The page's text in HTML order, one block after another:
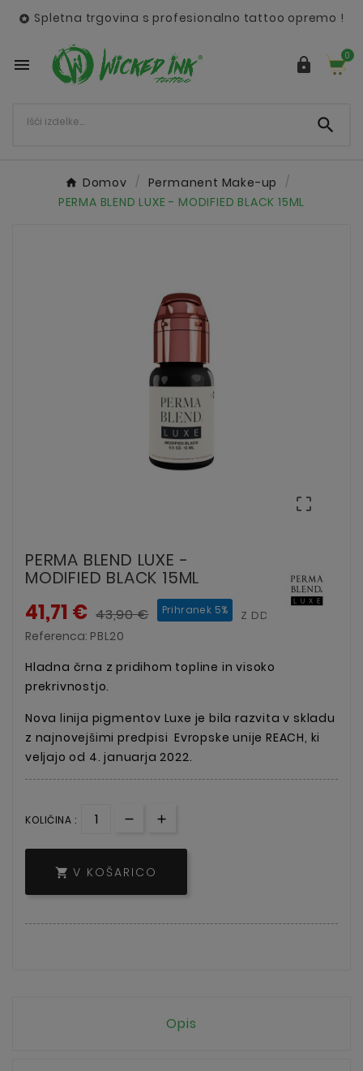
 Spletna trgovina s profesionalno tattoo opremo !
  0

Domov
Permanent Make-up
PERMA BLEND LUXE - MODIFIED BLACK 15ML

PERMA BLEND LUXE -
MODIFIED BLACK 15ML
41,71 € 43,90 € Prihranek 5% Z DDV
Referenca: PBL20
Hladna črna z pridihom topline in visoko
prekrivnostjo.
Nova linija pigmentov Luxe je bila razvita v skladu
z najnovejšimi predpisi Evropske unije REACH, ki
veljajo od 4. januarja 2022.
KOLIČINA :
 V KOŠARICO
Opis